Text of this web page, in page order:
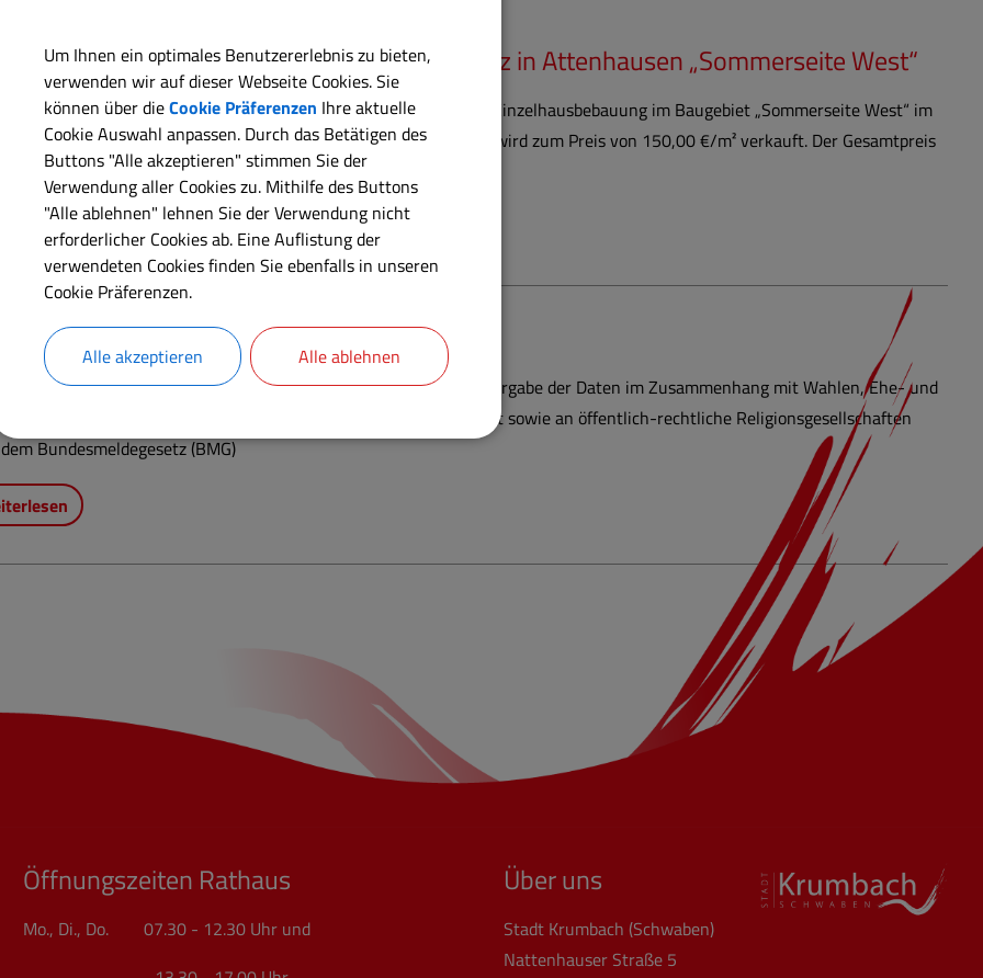
eines städtischen Grundstückes; Bauplatz in Attenhausen „Sommerseite West“
Krumbach verkauft einen Bauplatz für ein Wohngebäude mit Einzelhausbebauung im Baugebiet „Sommerseite West“ im
Attenhausen. Das Grundstück hat eine Größe von 634 m² und wird zum Preis von 150,00 €/m² verkauft. Der Gesamtpreis
bei 95.100,00 €.
der Stadt Krumbach vom 01.02.2026
Bekanntmachung über das Widerspruchsrecht gegen die Weitergabe der Daten im Zusammenhang mit Wahlen, Ehe- und
an Adressbuchverlage, an das Bundesamt für Wehrpflicht sowie an öffentlich-rechtliche Religionsgesellschaften
Bundesmeldegesetz (BMG)
Öffnungszeiten Rathaus
Mo., Di., Do. 07.30 - 12.30 Uhr und
Über uns
Stadt Krumbach (Schwaben)
Nattenhauser Straße 5
Um Ihnen ein optimales Benutzererlebnis zu bieten,
verwenden wir auf dieser Webseite Cookies. Sie
können über dieCookie Präferenzen Ihre aktuelle
Cookie Auswahl anpassen. Durch das Betätigen des
Buttons "Alle akzeptieren" stimmen Sie der
Verwendung aller Cookies zu. Mithilfe des Buttons
"Alle ablehnen" lehnen Sie der Verwendung nicht
erforderlicher Cookies ab. Eine Auflistung der
verwendeten Cookies finden Sie ebenfalls in unseren
Cookie Präferenzen.
Alle akzeptieren Alle ablehnen